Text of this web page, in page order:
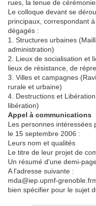
rues, la tenue de
Le colloque devant se
principaux, correspondant
dégagés :
1. Structures urbaines
administration)
2. Lieux de socialisation et
lieux de résistance, de
3. Villes et campagnes
rurale et urbaine)
4. Destructions et
libération)
Appel à communications
Les personnes intéressées
le 15 septembre 2006 :
Leurs nom et qualités
Le titre de leur projet de
Un résumé d'une demi-
A l'adresse suivante :
mda@iep.upmf-
bien spécifier pour le sujet